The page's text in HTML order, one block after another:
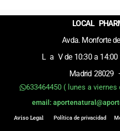
LOCAL
Avda. Monforte
L a V de 10:30 a 14:00
Madrid 28029
633464450 ( lunes a viernes
email:
Aviso Legal Política de privacidad